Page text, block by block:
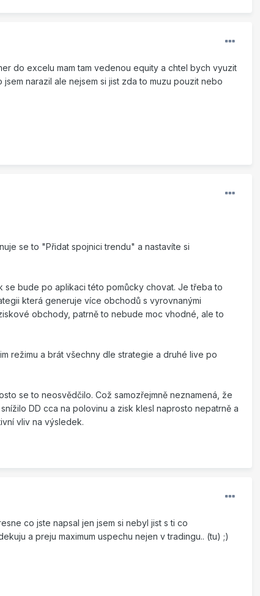
do excelu mam tam vedenou equity a chtel bych vyuzit
narazil ale nejsem si jist zda to muzu pouzit nebo
se to "Přidat spojnici trendu" a nastavíte si
se bude po aplikaci této pomůcky chovat. Je třeba to
která generuje více obchodů s vyrovnanými
obchody, patrně to nebude moc vhodné, ale to
režimu a brát všechny dle strategie a druhé live po
se to neosvědčilo. Což samozřejmně neznamená, že
DD cca na polovinu a zisk klesl naprosto nepatrně a
vliv na výsledek.
co jste napsal jen jsem si nebyl jist s ti co
a preju maximum uspechu nejen v tradingu.. (tu) ;)